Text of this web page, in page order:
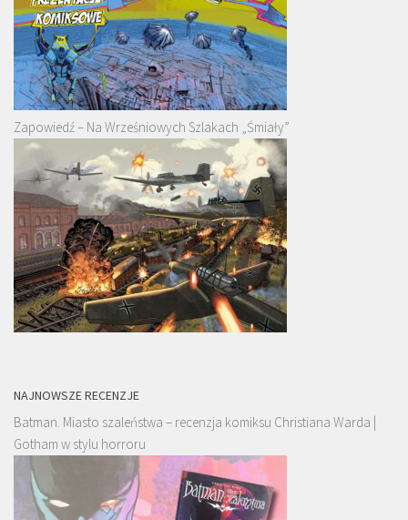
Zapowiedź – Na Wrześniowych Szlakach „Śmiały”
NAJNOWSZE RECENZJE
Batman. Miasto szaleństwa – recenzja komiksu Christiana Warda |
Gotham w stylu horroru